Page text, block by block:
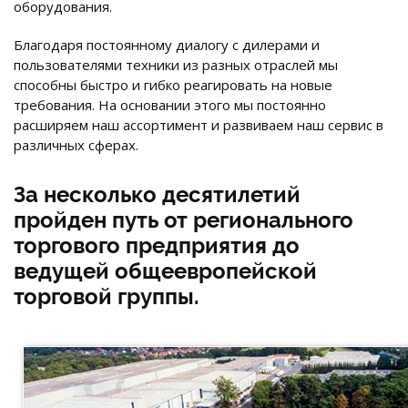
оборудования.
Благодаря постоянному диалогу с дилерами и
пользователями техники из разных отраслей мы
способны быстро и гибко реагировать на новые
требования. На основании этого мы постоянно
расширяем наш ассортимент и развиваем наш сервис в
различных сферах.
За несколько десятилетий
пройден путь от регионального
торгового предприятия до
ведущей общеевропейской
торговой группы.